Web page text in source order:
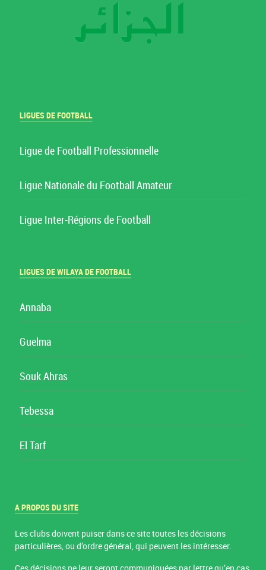
LIGUES DE FOOTBALL
Ligue de Football Professionnelle
Ligue Nationale du Football Amateur
Ligue Inter-Régions de Football
LIGUES DE WILAYA DE FOOTBALL
Annaba
Guelma
Souk Ahras
Tebessa
El Tarf
A PROPOS DU SITE
Les clubs doivent puiser dans ce site toutes les décisions
particulières, ou d’ordre général, qui peuvent les intéresser.